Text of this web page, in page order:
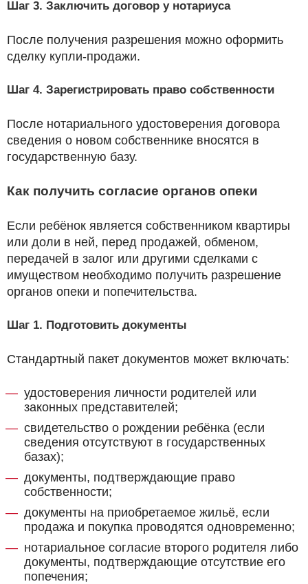
Шаг 3. Заключить договор у нотариуса
После получения разрешения можно оформить
сделку купли-продажи.
Шаг 4. Зарегистрировать право собственности
После нотариального удостоверения договора
сведения о новом собственнике вносятся в
государственную базу.
Как получить согласие органов опеки
Если ребёнок является собственником квартиры
или доли в ней, перед продажей, обменом,
передачей в залог или другими сделками с
имуществом необходимо получить разрешение
органов опеки и попечительства.
Шаг 1. Подготовить документы
Стандартный пакет документов может включать:
удостоверения личности родителей или
законных представителей;
свидетельство о рождении ребёнка (если
сведения отсутствуют в государственных
базах);
документы, подтверждающие право
собственности;
документы на приобретаемое жильё, если
продажа и покупка проводятся одновременно;
нотариальное согласие второго родителя либо
документы, подтверждающие отсутствие его
попечения;